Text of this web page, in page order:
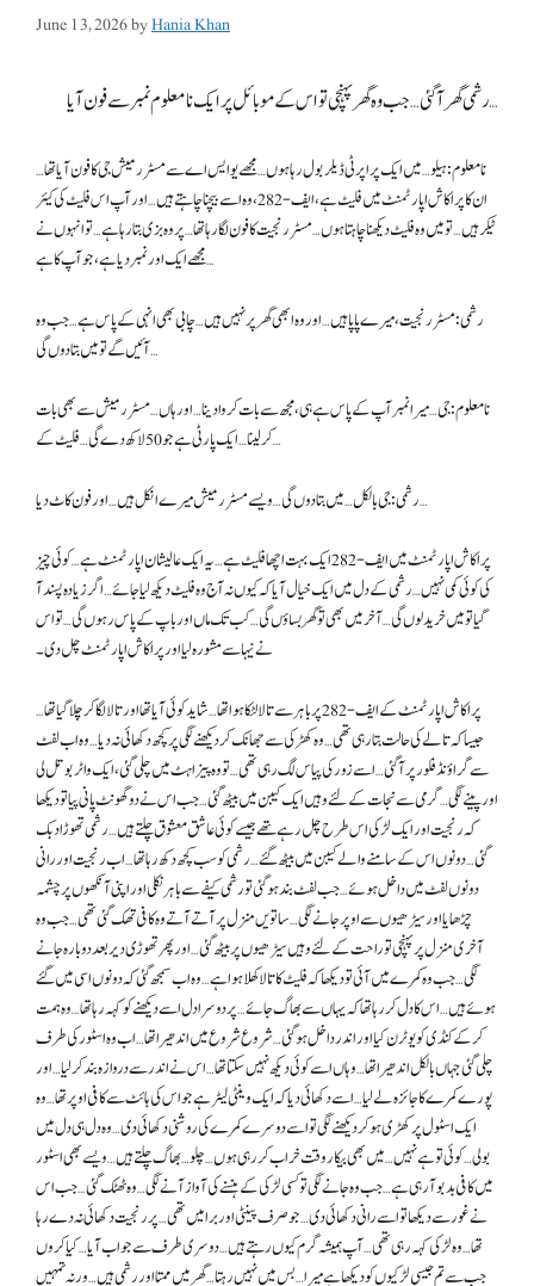
June 13, 2026byHania Khan
رشمی گھر آ گئی… جب وہ گھر پہنچی تو اس کے موبائل پر ایک نامعلوم نمبر سے فون آیا…
نامعلوم: ہیلو… میں ایک پراپرٹی ڈیلر بول رہا ہوں… مجھے یو ایس اے سے مسٹر رمیش جی کا فون آیا تھا…
ان کا پراکاش اپارٹمنٹ میں فلیٹ ہے، ایف-282، وہ اسے بیچنا چاہتے ہیں… اور آپ اس فلیٹ کی کیئر
ٹیکر ہیں… تو میں وہ فلیٹ دیکھنا چاہتا ہوں… مسٹر رنجیت کا فون لگا رہا تھا… پر وہ بزی بتا رہا ہے… تو انہوں نے
مجھے ایک اور نمبر دیا ہے، جو آپ کا ہے…
رشمی: مسٹر رنجیت، میرے پاپا ہیں… اور وہ ابھی گھر پر نہیں ہیں… چابی بھی انہی کے پاس ہے… جب وہ
آئیں گے تو میں بتا دوں گی…
نامعلوم: جی… میرا نمبر آپ کے پاس ہے ہی، مجھ سے بات کروا دینا… اور ہاں… مسٹر رمیش سے بھی بات
کر لینا… ایک پارٹی ہے جو 50 لاکھ دے گی… فلیٹ کے…
رشمی: جی بالکل… میں بتا دوں گی… ویسے مسٹر رمیش میرے انکل ہیں… اور فون کاٹ دیا…
پراکاش اپارٹمنٹ میں ایف-282 ایک بہت اچھا فلیٹ ہے… یہ ایک عالیشان اپارٹمنٹ ہے… کوئی چیز
کی کوئی کمی نہیں… رشمی کے دل میں ایک خیال آیا کہ کیوں نہ آج وہ فلیٹ دیکھ لیا جائے… اگر زیادہ پسند آ
گیا تو میں خرید لوں گی… آخر میں بھی تو گھر بساؤں گی… کب تک ماں اور باپ کے پاس رہوں گی… تو اس
نے نیہا سے مشورہ لیا اور پراکاش اپارٹمنٹ چل دی۔
پراکاش اپارٹمنٹ کے ایف-282 پر باہر سے تالا لٹکا ہوا تھا… شاید کوئی آیا تھا اور تالا لگا کر چلا گیا تھا…
جیسا کہ تالے کی حالت بتا رہی تھی… وہ کھڑکی سے جھانک کر دیکھنے لگی پر کچھ دکھائی نہ دیا… وہ اب لفٹ
سے گراؤنڈ فلور پر آ گئی… اسے زور کی پیاس لگ رہی تھی… تو وہ پیزا ہٹ میں چلی گئی، ایک واٹر بوتل لی
اور پینے لگی… گرمی سے نجات کے لئے وہیں ایک کیبن میں بیٹھ گئی… جب اس نے دو گھونٹ پانی پیا تو دیکھا
کہ رنجیت اور ایک لڑکی اس طرح چل رہے تھے جیسے کوئی عاشق معشوق چلتے ہیں… رشمی تھوڑا دبک
گئی… دونوں اس کے سامنے والے کیبن میں بیٹھ گئے… رشمی کو سب کچھ دکھ رہا تھا… اب رنجیت اور رانی
دونوں لفٹ میں داخل ہوئے… جب لفٹ بند ہو گئی تو رشمی کیفے سے باہر نکلی اور اپنی آنکھوں پر چشمہ
چڑھایا اور سیڑھیوں سے اوپر جانے لگی… ساتویں منزل پر آتے آتے وہ کافی تھک گئی تھی… جب وہ
آخری منزل پر پہنچی تو راحت کے لئے وہیں سیڑھیوں پر بیٹھ گئی… اور پھر تھوڑی دیر بعد دوبارہ جانے
لگی… جب وہ کمرے میں آئی تو دیکھا کہ فلیٹ کا تالا کھلا ہوا ہے… وہ اب سمجھ گئی کہ دونوں اسی میں گئے
ہوئے ہیں… اس کا دل کر رہا تھا کہ یہاں سے بھاگ جائے… پر دوسرا دل اسے دیکھنے کو کہہ رہا تھا… وہ ہمت
کر کے کنڈی کو یو ٹرن کیا اور اندر داخل ہو گئی… شروع شروع میں اندھیرا تھا… اب وہ اسٹور کی طرف
چلی گئی جہاں بالکل اندھیرا تھا… وہاں اسے کوئی دیکھ نہیں سکتا تھا… اس نے اندر سے دروازہ بند کر لیا… اور
پورے کمرے کا جائزہ لے لیا… اسے دکھائی دیا کہ ایک وینٹی لیٹر ہے جو اس کی ہائٹ سے کافی اوپر تھا… وہ
ایک اسٹول پر کھڑی ہو کر دیکھنے لگی تو اسے دوسرے کمرے کی روشنی دکھائی دی… وہ دل ہی دل میں
بولی… کوئی تو ہے نہیں… میں بھی بیکار وقت خراب کر رہی ہوں… چلو… بھاگ چلتے ہیں… ویسے بھی اسٹور
میں کافی بدبو آ رہی ہے… جب وہ جانے لگی تو کسی لڑکی کے ہنسنے کی آواز آنے لگی… وہ ٹھٹک گئی… جب اس
نے غور سے دیکھا تو اسے رانی دکھائی دی… جو صرف پینٹی اور برا میں تھی… پر رنجیت دکھائی نہ دے رہا
تھا… وہ لڑکی کہہ رہی تھی… آپ ہمیشہ گرم کیوں رہتے ہیں… دوسری طرف سے جواب آیا… کیا کروں
جب سے تم جیسی لڑکیوں کو دیکھا ہے میرا… بس میں نہیں رہتا… گھر میں ممتا اور رشمی ہیں… ورنہ تمہیں